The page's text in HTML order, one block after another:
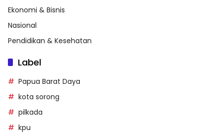
Ekonomi & Bisnis
Nasional
Pendidikan & Kesehatan
Label
Papua Barat Daya
kota sorong
pilkada
kpu